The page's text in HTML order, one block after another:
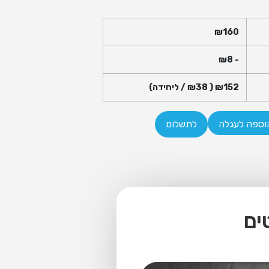
₪160
- ₪
8
₪152
( ₪
38 / ליחידה)
לעגלה לתשלום